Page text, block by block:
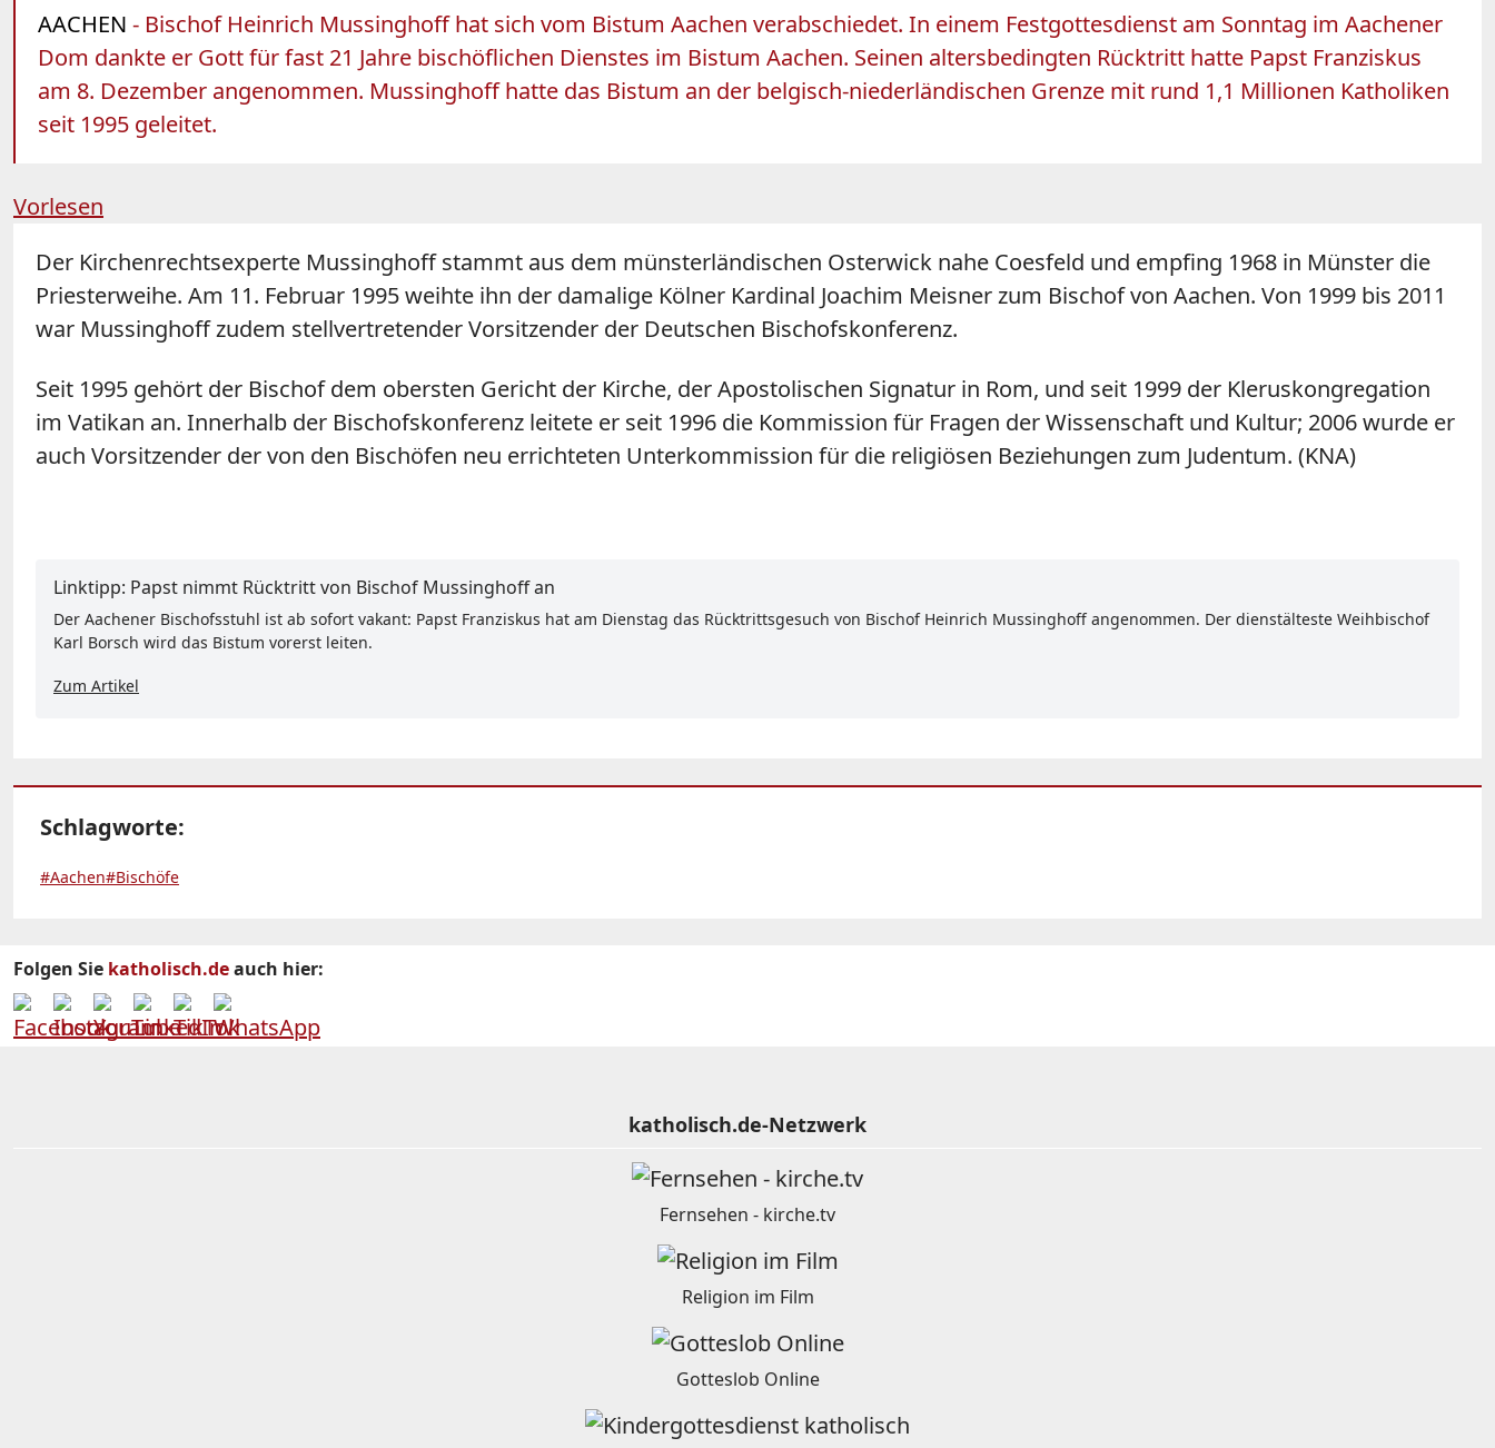
AACHEN - Bischof Heinrich Mussinghoff hat sich vom Bistum Aachen verabschiedet. In einem Festgottesdienst am Sonntag im Aachener
Dom dankte er Gott für fast 21 Jahre bischöflichen Dienstes im Bistum Aachen. Seinen altersbedingten Rücktritt hatte Papst Franziskus
am 8. Dezember angenommen. Mussinghoff hatte das Bistum an der belgisch-niederländischen Grenze mit rund 1,1 Millionen Katholiken
seit 1995 geleitet.
Vorlesen
Der Kirchenrechtsexperte Mussinghoff stammt aus dem münsterländischen Osterwick nahe Coesfeld und empfing 1968 in Münster die
Priesterweihe. Am 11. Februar 1995 weihte ihn der damalige Kölner Kardinal Joachim Meisner zum Bischof von Aachen. Von 1999 bis 2011
war Mussinghoff zudem stellvertretender Vorsitzender der Deutschen Bischofskonferenz.
Seit 1995 gehört der Bischof dem obersten Gericht der Kirche, der Apostolischen Signatur in Rom, und seit 1999 der Kleruskongregation
im Vatikan an. Innerhalb der Bischofskonferenz leitete er seit 1996 die Kommission für Fragen der Wissenschaft und Kultur; 2006 wurde er
auch Vorsitzender der von den Bischöfen neu errichteten Unterkommission für die religiösen Beziehungen zum Judentum. (KNA)
Linktipp: Papst nimmt Rücktritt von Bischof Mussinghoff an
Der Aachener Bischofsstuhl ist ab sofort vakant: Papst Franziskus hat am Dienstag das Rücktrittsgesuch von Bischof Heinrich Mussinghoff angenommen. Der dienstälteste Weihbischof
Karl Borsch wird das Bistum vorerst leiten.
Zum Artikel
Schlagworte:
#Aachen#Bischöfe
Folgen Sie katholisch.deauch hier:
katholisch.de-Netzwerk
Fernsehen - kirche.tv
Religion im Film
Gotteslob Online